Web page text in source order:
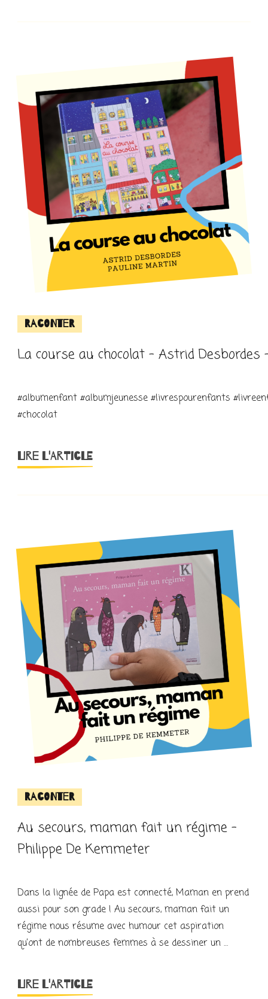
Raconter
La course au chocolat – Astrid
#albumenfant #albumjeunesse #livrespourenfants
#chocolat
LIRE L'ARTICLE
Raconter
Au secours, maman fait un régime –
Philippe De Kemmeter
Dans la lignée de Papa est connecté, Maman en prend
aussi pour son grade ! Au secours, maman fait un
régime nous résume avec humour cet aspiration
qu’ont de nombreuses femmes à se dessiner un …
LIRE L'ARTICLE